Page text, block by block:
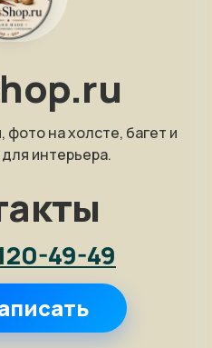
на холсте, багет и
интерьера.
49-49